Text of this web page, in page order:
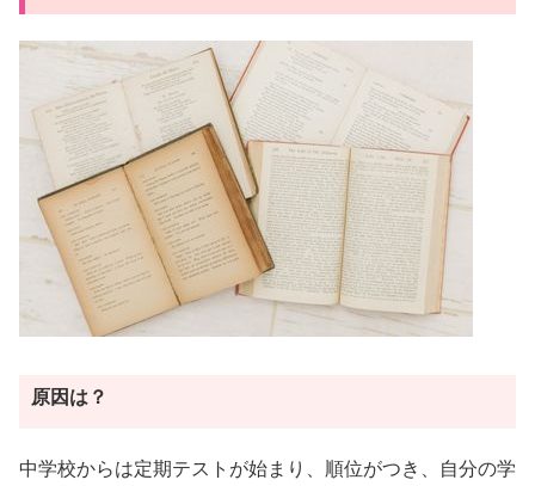
原因は？
中学校からは定期テストが始まり、順位がつき、自分の学